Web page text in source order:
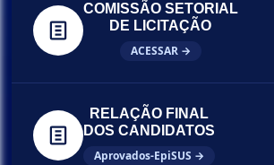
COMISSÃO SETORIAL
DE LICITAÇÃO
ACESSAR →
RELAÇÃO FINAL
DOS CANDIDATOS
Aprovados-EpiSUS →